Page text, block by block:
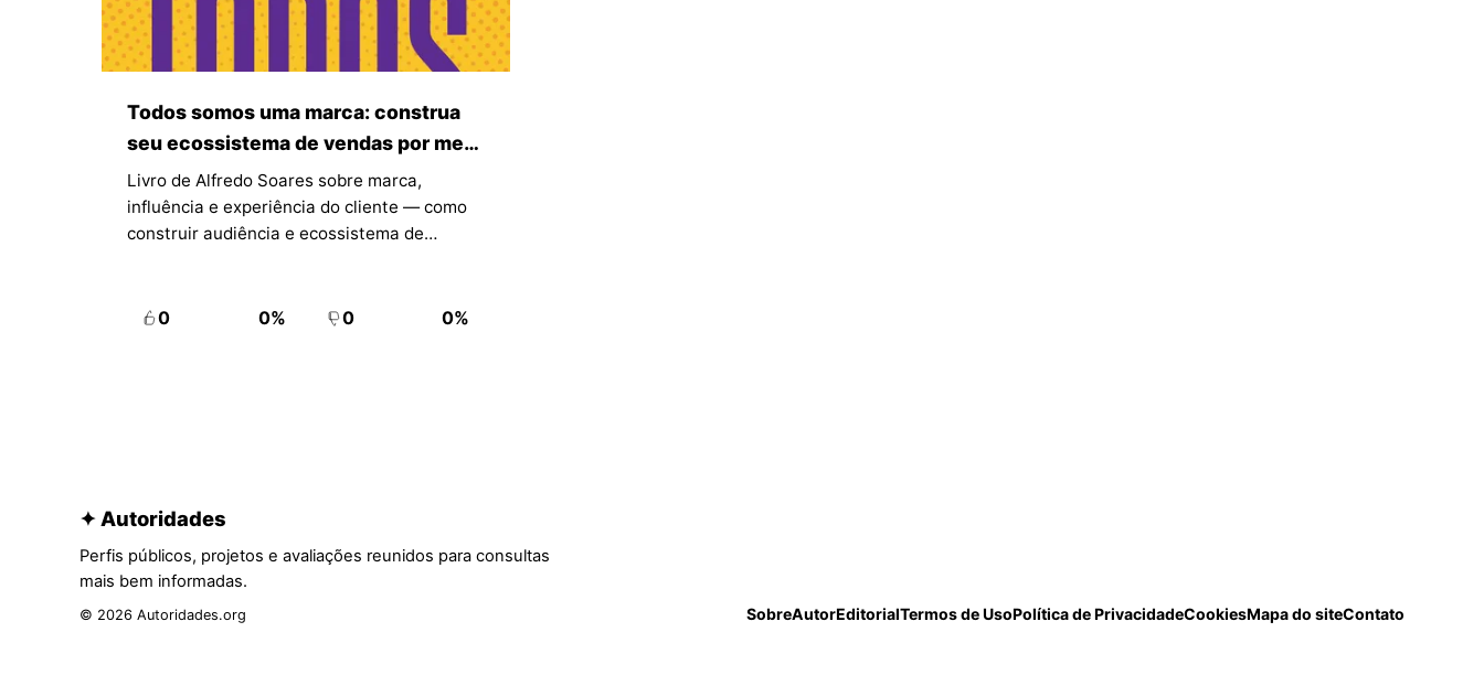
Todos somos uma marca: construa
seu ecossistema de vendas por meio
de influência, conteúdo e
experiência
Livro de Alfredo Soares sobre marca,
influência e experiência do cliente — como
construir audiência e ecossistema de
0 0% 0 0%
✦ Autoridades
Perfis públicos, projetos e avaliações reunidos para consultas
mais bem informadas.
© 2026 Autoridades.org SobreAutorEditorialTermos de UsoPolítica de PrivacidadeCookiesMapa do siteContato